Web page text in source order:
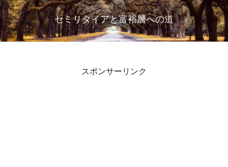
セミリタイアと富裕層への道
スポンサーリンク